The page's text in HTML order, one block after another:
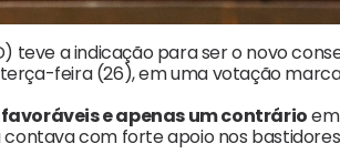
teve a indicação para ser o novo
feira (26), em uma votação
favoráveis e apenas um contrário
contava com forte apoio nos